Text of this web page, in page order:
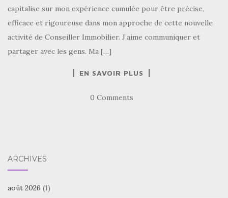
capitalise sur mon expérience cumulée pour être précise,
efficace et rigoureuse dans mon approche de cette nouvelle
activité de Conseiller Immobilier. J’aime communiquer et
partager avec les gens. Ma […]
EN SAVOIR PLUS
0 Comments
ARCHIVES
août 2026 (1)